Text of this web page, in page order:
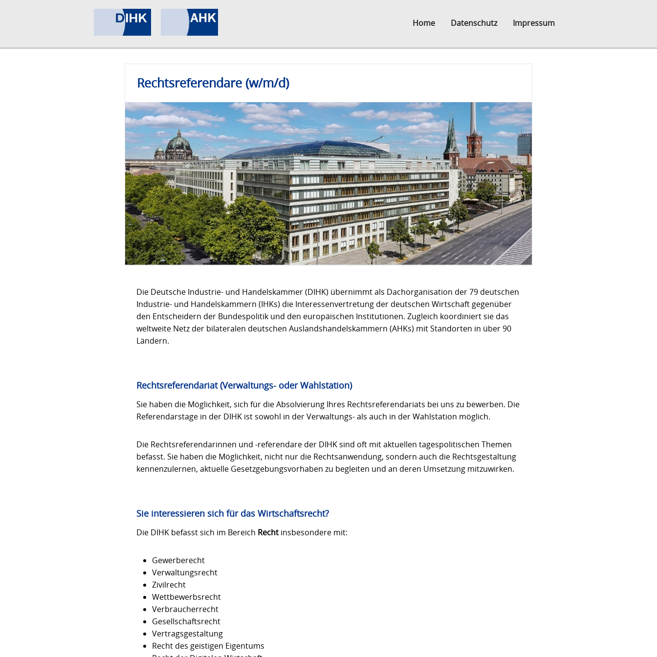
Home Datenschutz Impressum
Rechtsreferendare (w/m/d)
Die Deutsche Industrie- und Handelskammer (DIHK) übernimmt als Dachorganisation der 79 deutschen
Industrie- und Handelskammern (IHKs) die Interessenvertretung der deutschen Wirtschaft gegenüber
den Entscheidern der Bundespolitik und den europäischen Institutionen. Zugleich koordiniert sie das
weltweite Netz der bilateralen deutschen Auslandshandelskammern (AHKs) mit Standorten in über 90
Ländern.
Rechtsreferendariat (Verwaltungs- oder Wahlstation)
Sie haben die Möglichkeit, sich für die Absolvierung Ihres Rechtsreferendariats bei uns zu bewerben. Die
Referendarstage in der DIHK ist sowohl in der Verwaltungs- als auch in der Wahlstation möglich.
Die Rechtsreferendarinnen und -referendare der DIHK sind oft mit aktuellen tagespolitischen Themen
befasst. Sie haben die Möglichkeit, nicht nur die Rechtsanwendung, sondern auch die Rechtsgestaltung
kennenzulernen, aktuelle Gesetzgebungsvorhaben zu begleiten und an deren Umsetzung mitzuwirken.
Sie interessieren sich für das Wirtschaftsrecht?
Die DIHK befasst sich im Bereich Recht insbesondere mit:
Gewerberecht
Verwaltungsrecht
Zivilrecht
Wettbewerbsrecht
Verbraucherrecht
Gesellschaftsrecht
Vertragsgestaltung
Recht des geistigen Eigentums